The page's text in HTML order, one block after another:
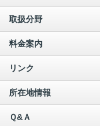
取扱分野
料金案内
リンク
所在地情報
Ｑ&Ａ